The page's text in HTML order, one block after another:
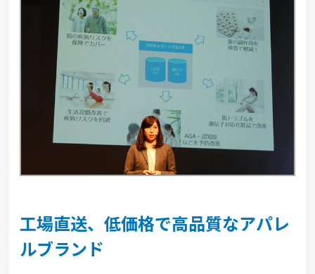
工場直送、低価格で高品質なアパレ
ルブランド